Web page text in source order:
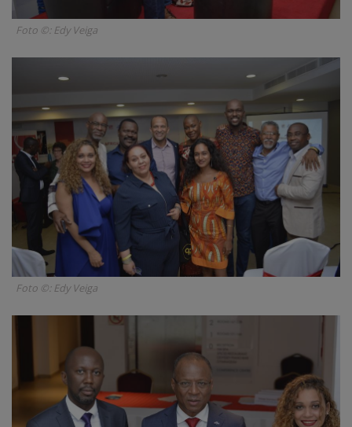
Foto ©: Edy Veiga
Foto ©: Edy Veiga